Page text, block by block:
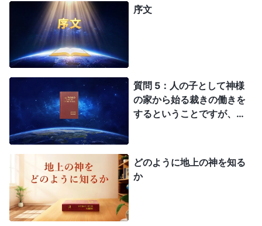
序文
質問 5：人の子として神様
の家から始る裁きの働きを
するということですが、こ
から始まる裁きはヨハネの
黙示録にある大きな白い玉
座での裁きの事ですか？
どのように地上の神を知る
か